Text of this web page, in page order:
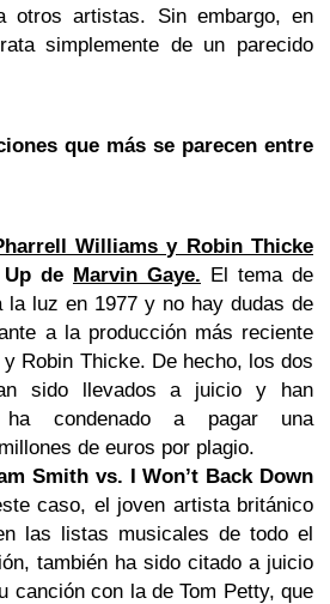
otros artistas. Sin embargo, en
simplemente de un parecido
que más se parecen entre
Williams y Robin Thicke
de Marvin Gaye. El tema de
la luz en 1977 y no hay dudas de
a la producción más reciente
Robin Thicke. De hecho, los dos
sido llevados a juicio y han
condenado a pagar una
de euros por plagio.
Smith vs. I Won’t Back Down
caso, el joven artista británico
las listas musicales de todo el
también ha sido citado a juicio
canción con la de Tom Petty, que